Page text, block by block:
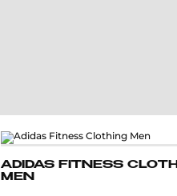
ADIDAS FITNESS
MEN